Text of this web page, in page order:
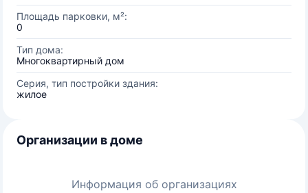
Площадь парковки, м²:
0
Тип дома:
Многоквартирный дом
Серия, тип постройки здания:
жилое
Организации в доме
Информация об организациях